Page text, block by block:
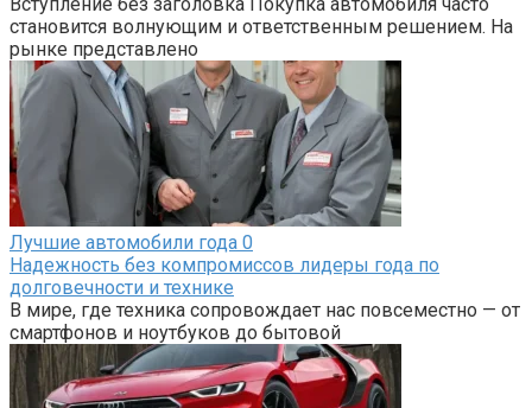
становится волнующим и ответственным решением. На
рынке представлено
Лучшие автомобили года 0
Надежность без компромиссов лидеры года по
долговечности и технике
В мире, где техника сопровождает нас повсеместно — от
смартфонов и ноутбуков до бытовой